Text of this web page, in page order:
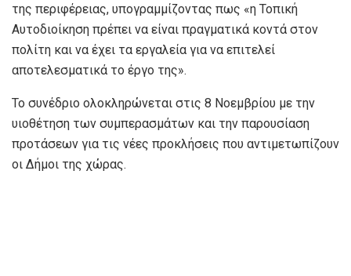
της περιφέρειας, υπογραμμίζοντας πως «η Τοπική
Αυτοδιοίκηση πρέπει να είναι πραγματικά κοντά στον
πολίτη και να έχει τα εργαλεία για να επιτελεί
αποτελεσματικά το έργο της».
Το συνέδριο ολοκληρώνεται στις 8 Νοεμβρίου με την
υιοθέτηση των συμπερασμάτων και την παρουσίαση
προτάσεων για τις νέες προκλήσεις που αντιμετωπίζουν
οι Δήμοι της χώρας.